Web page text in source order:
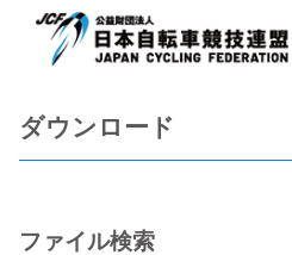
ダウンロード
ファイル検索